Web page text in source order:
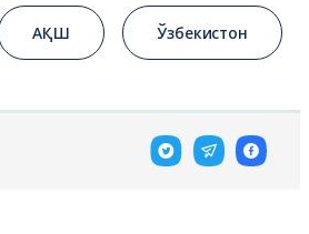
Ўзбекистон
АҚШ